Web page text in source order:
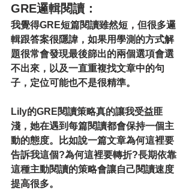
GRE邏輯閱讀：
我覺得GRE短篇閱讀雖然短，但很多邏
輯跟答案很隱諱，如果用學測的方式解
題很常會發現最後篩出的兩個選項會選
不出來，以及一直重複找文章中的句
子，定位可能也不是很精準。
Lily的GRE閱讀策略真的讓我受益匪
淺，她在遇到每篇閱讀都會保持一個主
動的態度。比如說一篇文章為何這裡要
告訴我這個?為何這裡要轉折?長期依靠
這種主動閱讀的策略會讓自己閱讀速度
提高很多。